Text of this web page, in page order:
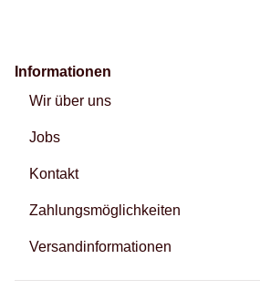
Informationen
Wir über uns
Jobs
Kontakt
Zahlungsmöglichkeiten
Versandinformationen